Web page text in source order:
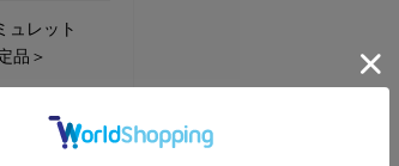
ュレット
品＞